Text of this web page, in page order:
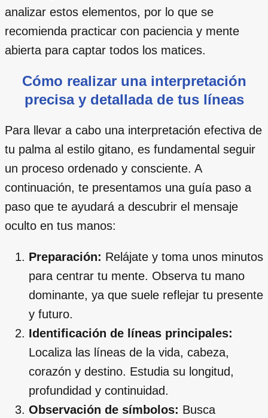
analizar estos elementos, por lo que se
recomienda practicar con paciencia y mente
abierta para captar todos los matices.
Cómo realizar una interpretación
precisa y detallada de tus líneas
Para llevar a cabo una interpretación efectiva de
tu palma al estilo gitano, es fundamental seguir
un proceso ordenado y consciente. A
continuación, te presentamos una guía paso a
paso que te ayudará a descubrir el mensaje
oculto en tus manos:
Preparación: Relájate y toma unos minutos
para centrar tu mente. Observa tu mano
dominante, ya que suele reflejar tu presente
y futuro.
Identificación de líneas principales:
Localiza las líneas de la vida, cabeza,
corazón y destino. Estudia su longitud,
profundidad y continuidad.
Observación de símbolos: Busca